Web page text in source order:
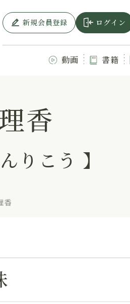
新規会員登録 ログイン
動画 書籍
香
りこう 】
香